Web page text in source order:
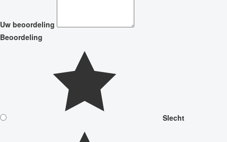
Uw beoordeling
Beoordeling
Slecht